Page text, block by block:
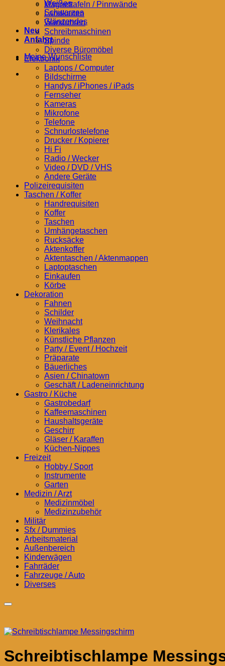
Weißes
Schwarzes
Glänzendes
Neu
Anfahrt
Meine Wunschliste
Magnettafeln / Pinnwände
Landkarten
Wanduhren
Schreibmaschinen
Spinde
Diverse Büromöbel
Elektronik
Laptops / Computer
Bildschirme
Handys / iPhones / iPads
Fernseher
Kameras
Mikrofone
Telefone
Schnurlostelefone
Drucker / Kopierer
Hi Fi
Radio / Wecker
Video / DVD / VHS
Andere Geräte
Polizeirequisiten
Taschen / Koffer
Handrequisiten
Koffer
Taschen
Umhängetaschen
Rucksäcke
Aktenkoffer
Aktentaschen / Aktenmappen
Laptoptaschen
Einkaufen
Körbe
Dekoration
Fahnen
Schilder
Weihnacht
Klerikales
Künstliche Pflanzen
Party / Event / Hochzeit
Präparate
Bäuerliches
Asien / Chinatown
Geschäft / Ladeneinrichtung
Gastro / Küche
Gastrobedarf
Kaffeemaschinen
Haushaltsgeräte
Geschirr
Gläser / Karaffen
Küchen-Nippes
Freizeit
Hobby / Sport
Instrumente
Garten
Medizin / Arzt
Medizinmöbel
Medizinzubehör
Militär
Sfx / Dummies
Arbeitsmaterial
Außenbereich
Kinderwägen
Fahrräder
Fahrzeuge / Auto
Diverses
Schreibtischlampe